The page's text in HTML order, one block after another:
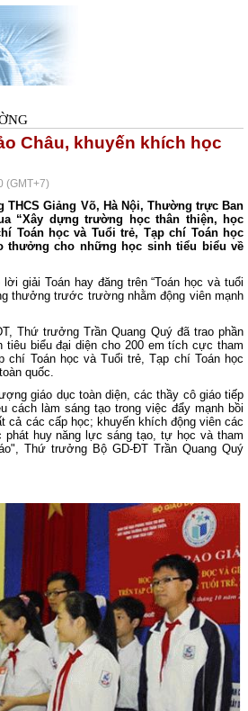
Châu, khuyến khích học
(GMT+7)
THCS Giảng Võ, Hà Nội, Thường trực Ban
“Xây dựng trường học thân thiện, học
Toán học và Tuổi trẻ, Tạp chí Toán học
thưởng cho những học sinh tiểu biểu về
giải Toán hay đăng trên “Toán học và tuổi
thưởng trước trường nhằm động viên mạnh
Thứ trưởng Trần Quang Quý đã trao phần
biểu đại diện cho 200 em tích cực tham
chí Toán học và Tuổi trẻ, Tạp chí Toán học
quốc.
giáo dục toàn diện, các thầy cô giáo tiếp
cách làm sáng tạo trong việc đẩy mạnh bồi
cả các cấp học; khuyến khích động viên các
huy năng lực sáng tạo, tự học và tham
Thứ trưởng Bộ GD-ĐT Trần Quang Quý